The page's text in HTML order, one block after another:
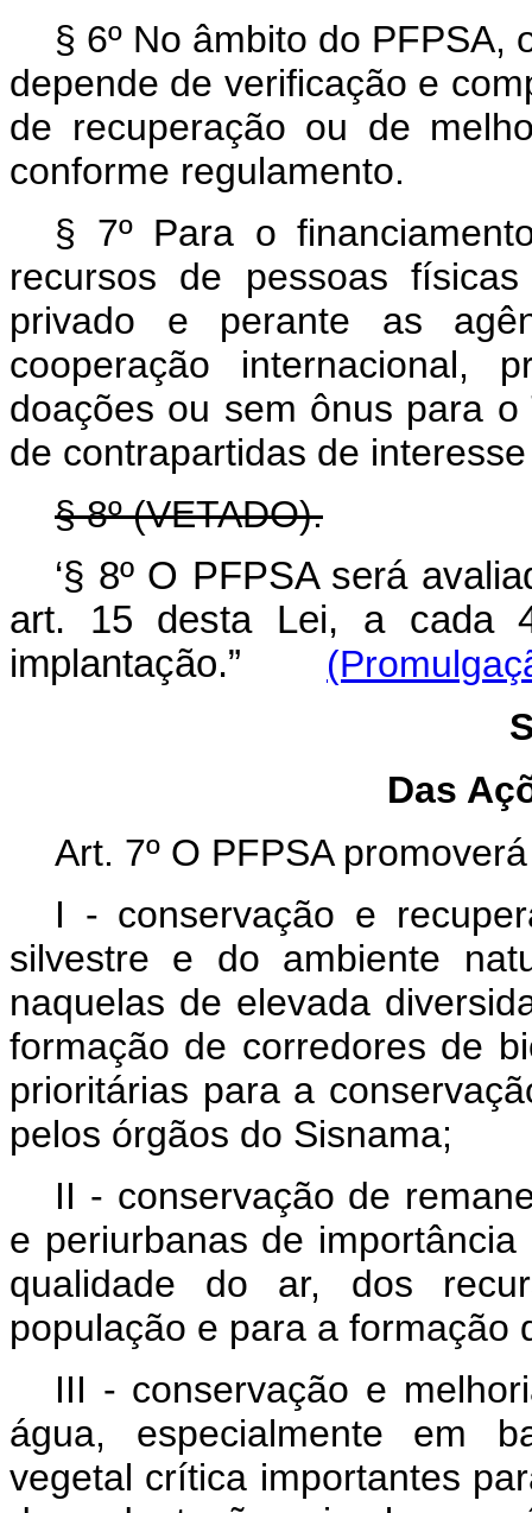
§ 6º No âmbito do PFPSA,
depende de verificação e
de recuperação ou de
conforme regulamento.
§ 7º Para o
recursos de pessoas
privado e perante as
cooperação internacional,
doações ou sem ônus para
de contrapartidas de
§ 8º (VETADO).
‘§ 8º O PFPSA será
art. 15 desta Lei, a cada
implantação.”
Das
Art. 7º O PFPSA
I - conservação e
silvestre e do ambiente
naquelas de elevada
formação de corredores de
prioritárias para a
pelos órgãos do Sisnama;
II - conservação de
e periurbanas de
qualidade do ar, dos
população e para a formação
III - conservação e
água, especialmente em
vegetal crítica importantes